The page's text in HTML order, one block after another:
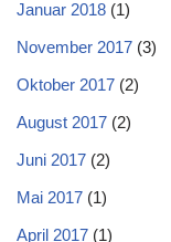
Januar 2018 (1)
November 2017 (3)
Oktober 2017 (2)
August 2017 (2)
Juni 2017 (2)
Mai 2017 (1)
April 2017 (1)